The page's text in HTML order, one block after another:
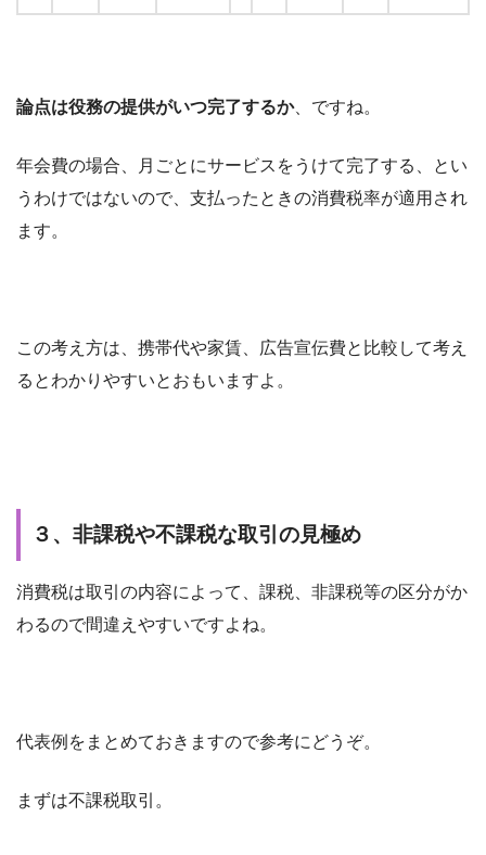
論点は役務の提供がいつ完了するか、ですね。
年会費の場合、月ごとにサービスをうけて完了する、とい
うわけではないので、支払ったときの消費税率が適用され
ます。
この考え方は、携帯代や家賃、広告宣伝費と比較して考え
るとわかりやすいとおもいますよ。
３、非課税や不課税な取引の見極め
消費税は取引の内容によって、課税、非課税等の区分がか
わるので間違えやすいですよね。
代表例をまとめておきますので参考にどうぞ。
まずは不課税取引。